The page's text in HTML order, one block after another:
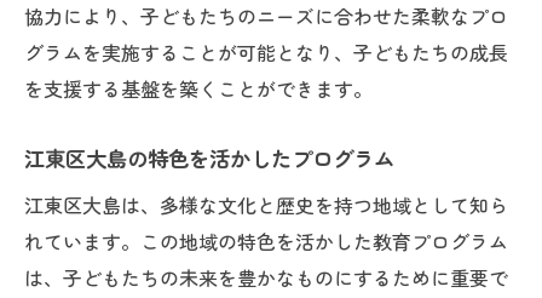
協力により、子どもたちのニーズに合わせた柔軟なプロ
グラムを実施することが可能となり、子どもたちの成長
を支援する基盤を築くことができます。
江東区大島の特色を活かしたプログラム
江東区大島は、多様な文化と歴史を持つ地域として知ら
れています。この地域の特色を活かした教育プログラム
は、子どもたちの未来を豊かなものにするために重要で